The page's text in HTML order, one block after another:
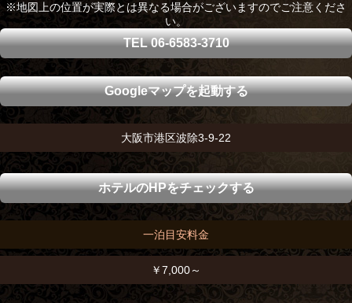
※地図上の位置が実際とは異なる場合がございますのでご注意くださ
い。
TEL 06-6583-3710
Googleマップを起動する
大阪市港区波除3-9-22
ホテルのHPをチェックする
一泊目安料金
￥7,000～